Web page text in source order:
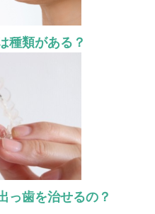
種類がある？
っ歯を治せるの？